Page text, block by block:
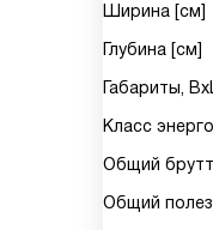
Ширина [см]
Глубина [см]
Габариты,
Класс
Общий
Общий